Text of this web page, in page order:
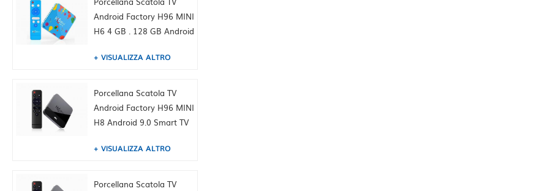
Android Factory H96 MINI
H6 4 GB . 128 GB Android
6K H265 .WiFi YouTube
TIKTOK Fabbrica della
Cina HK fornitura
VISUALIZZA ALTRO
Porcellana Scatola TV
Android Factory H96 MINI
H8 Android 9.0 Smart TV
BT4.0, 1 GB + 8 GB, Built-
Cina HK fornitura
VISUALIZZA ALTRO
Porcellana Scatola TV